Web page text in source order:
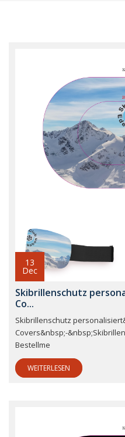
13
Dec
Skibrillenschutz
Co...
Skibrillenschutz
Covers&nbsp;-
Bestellme
WEITERLESEN